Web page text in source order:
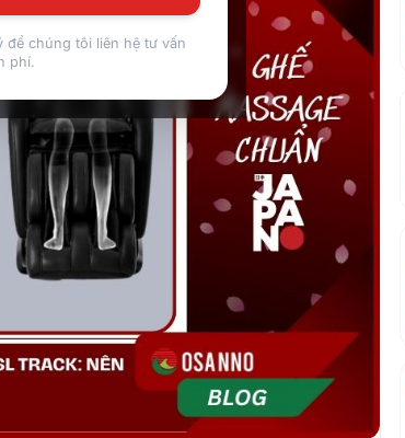
để chúng tôi liên hệ tư vấn
phí.